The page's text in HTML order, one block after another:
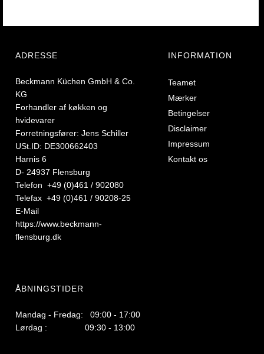
ADRESSE
Beckmann Küchen GmbH & Co.
KG
Forhandler af køkken og
hvidevarer
Forretningsfører: Jens Schiller
USt.ID: DE300662403
Harnis 6
D- 24937 Flensburg
Telefon +49 (0)461 / 902080
Telefax +49 (0)461 / 90208-25
E-Mail
https://www.beckmann-
flensburg.dk
ÅBNINGSTIDER
Mandag - Fredag: 09:00 - 17:00
Lørdag : 09:30 - 13:00
INFORMATION
Teamet
Mærker
Betingelser
Disclaimer
Impressum
Kontakt os